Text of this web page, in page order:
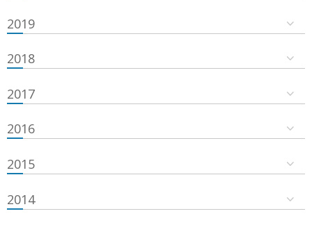
2019
2018
2017
2016
2015
2014